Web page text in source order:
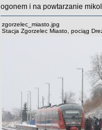
ogonem i na powtarzanie
zgorzelec_miasto.jpg
Stacja Zgorzelec Miasto, pociąg